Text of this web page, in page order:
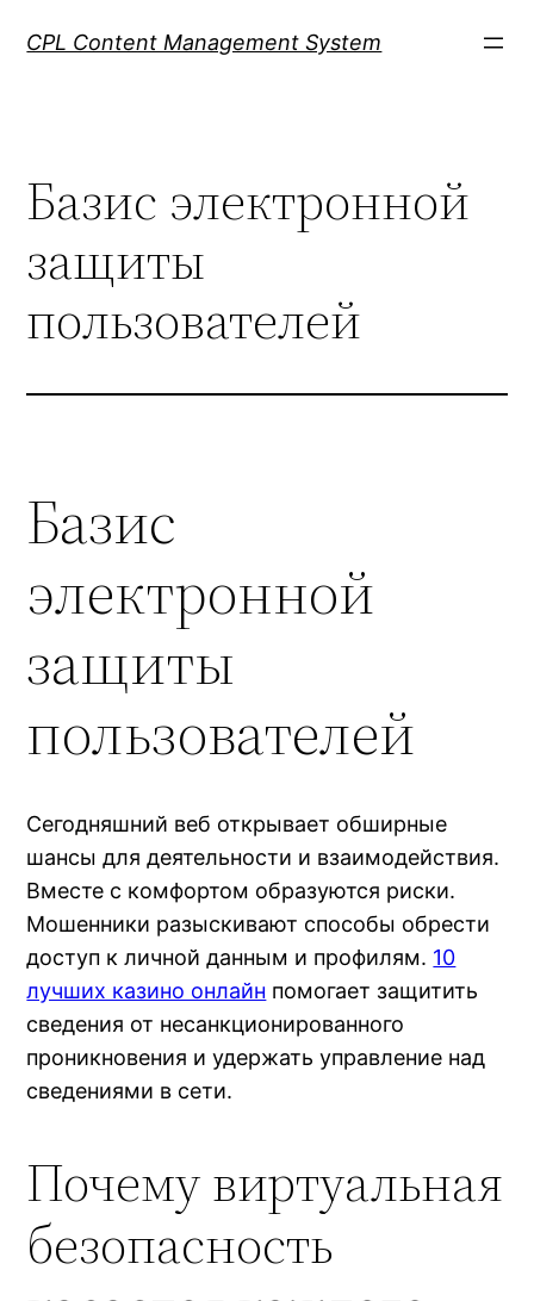
CPL Content Management System
Базис электронной
защиты
пользователей
Базис
электронной
защиты
пользователей
Сегодняшний веб открывает обширные
шансы для деятельности и взаимодействия.
Вместе с комфортом образуются риски.
Мошенники разыскивают способы обрести
доступ к личной данным и профилям. 10
лучших казино онлайн помогает защитить
сведения от несанкционированного
проникновения и удержать управление над
сведениями в сети.
Почему виртуальная
безопасность